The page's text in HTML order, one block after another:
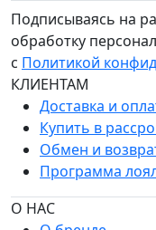
Подписываясь на
обработку
с Политикой
КЛИЕНТАМ
Доставка и
Купить в
Обмен и
Программа
О НАС